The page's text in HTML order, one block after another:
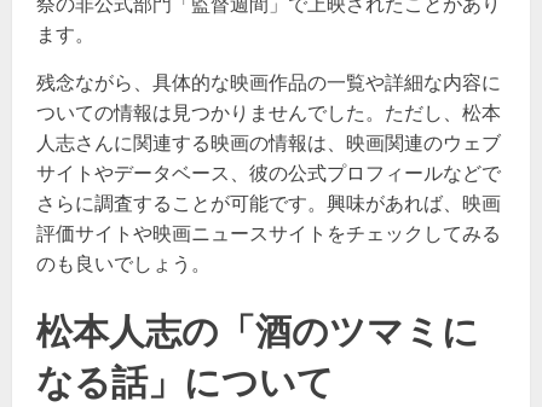
ます​​。
残念ながら、具体的な映画作品の一覧や詳細な内容に
ついての情報は見つかりませんでした。ただし、松本
人志さんに関連する映画の情報は、映画関連のウェブ
サイトやデータベース、彼の公式プロフィールなどで
さらに調査することが可能です。興味があれば、映画
評価サイトや映画ニュースサイトをチェックしてみる
のも良いでしょう。
松本人志の「酒のツマミに
なる話」について